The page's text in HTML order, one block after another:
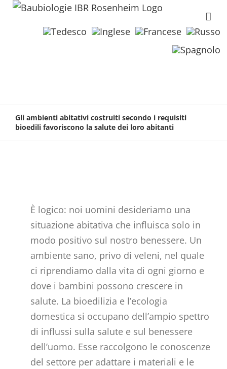
Gli ambienti abitativi costruiti secondo i requisiti
bioedili favoriscono la salute dei loro abitanti
È logico: noi uomini desideriamo una
situazione abitativa che influisca solo in
modo positivo sul nostro benessere. Un
ambiente sano, privo di veleni, nel quale
ci riprendiamo dalla vita di ogni giorno e
dove i bambini possono crescere in
salute. La bioedilizia e l’ecologia
domestica si occupano dell’ampio spettro
di influssi sulla salute e sul benessere
dell’uomo. Esse raccolgono le conoscenze
del settore per adattare i materiali e le